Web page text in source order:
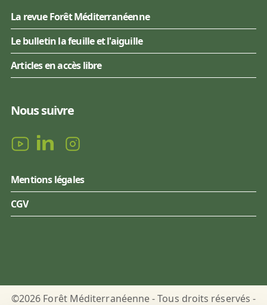
La revue Forêt Méditerranéenne
Le bulletin la feuille et l'aiguille
Articles en accès libre
Nous suivre
Mentions légales
CGV
©2026 Forêt Méditerranéenne - Tous droits réservés -